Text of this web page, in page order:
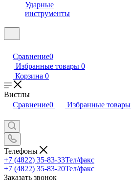
Ударные
инструменты
Сравнение0
Избранные товары 0
Корзина 0
Вистлы
Сравнение0 Избранные товары
Телефоны
+7 (4822) 35-83-33Тел/факс
+7 (4822) 35-83-20Тел/факс
Заказать звонок